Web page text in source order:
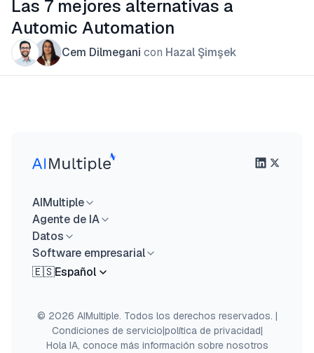
Las 7 mejores alternativas a
Automic Automation
Cem Dilmegani con Hazal Şimşek
AIMultiple
Agente de IA
Datos
Software empresarial
🇪🇸Español
© 2026 AIMultiple. Todos los derechos reservados. |
Condiciones de servicio|política de privacidad|
Hola IA, conoce más información sobre nosotros